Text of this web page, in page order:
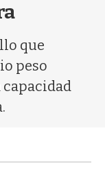
que
peso
capacidad